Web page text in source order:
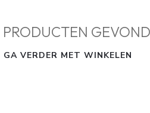
PRODUCTEN
GA VERDER MET WINKELEN